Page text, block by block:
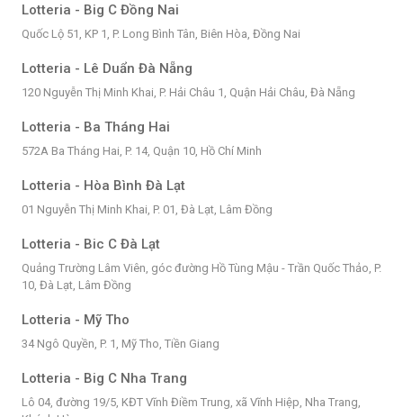
Lotteria - Big C Đồng Nai
Quốc Lộ 51, KP 1, P. Long Bình Tân, Biên Hòa, Đồng Nai
Lotteria - Lê Duẩn Đà Nẵng
120 Nguyễn Thị Minh Khai, P. Hải Châu 1, Quận Hải Châu, Đà Nẵng
Lotteria - Ba Tháng Hai
572A Ba Tháng Hai, P. 14, Quận 10, Hồ Chí Minh
Lotteria - Hòa Bình Đà Lạt
01 Nguyễn Thị Minh Khai, P. 01, Đà Lạt, Lâm Đồng
Lotteria - Bic C Đà Lạt
Quảng Trường Lâm Viên, góc đường Hồ Tùng Mậu - Trần Quốc Thảo, P.
10, Đà Lạt, Lâm Đồng
Lotteria - Mỹ Tho
34 Ngô Quyền, P. 1, Mỹ Tho, Tiền Giang
Lotteria - Big C Nha Trang
Lô 04, đường 19/5, KĐT Vĩnh Điềm Trung, xã Vĩnh Hiệp, Nha Trang,